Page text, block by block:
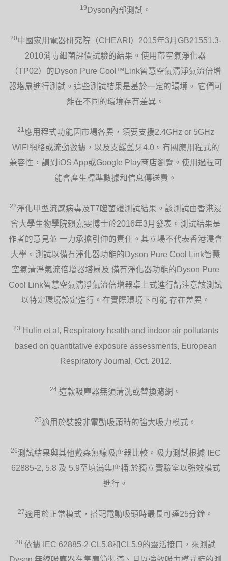
19 Dyson內部測試。
20中國家用電器研究院（CHEARI）2015年3月GB21551.3-
2010消毒細菌評價試驗的結果。使用帶空氣淨化器
（TP02）的Dyson Pure Cool™Link智慧空氣清淨氣流倍增
器塔扇進行測試。這些測試結果是基於一定的環境。 它們可
能在不同的環境存有差異。
21 應用程式功能因市場各異，須要支援2.4GHz or 5GHz
WIFI網絡或流動數據，以及支緩藍牙4.0。有關應用程式的
兼容性，請到iOS App或Google Play商店瀏覽。使用過程可
能會產生標準數據和信息傳送費。
22淨化甲型流感病毒及T7噬菌體測試結果。該測試由香港浸
會大學生物學院賴嘉雯博士於2016年3月發表。測試結果是
作者的意見並 一力承擔引伸的責任。其立場不代表香港浸會
大學。測試以備有淨化器功能的Dyson Pure Cool Link智慧
空氣清淨氣流倍增器塔扇及 備有淨化器功能的Dyson Pure
Cool Link智慧空氣清淨氣流倍增器桌上式進行請注意該測試
以特定環境設定進行。在實際環境下可能 存在差異。
23
Hulin et al, Respiratory health and indoor air pollutants
based on quantitative exposure assessments, European
Respiratory Journal, Oct. 2012.
24 這款吸塵器無須清洗或替換濾網。
25適用於裝設非電動吸頭時的強大吸力模式。
26測試結果與其他戴森無線吸塵器比較。吸力測試根據 IEC
62885-2, 5.8 及 5.9至填滿集塵桶.於獨立實驗室以強效模式
進行。
27適用於正常模式，搭配電動吸頭時最長可達25分鐘。
28 依據 IEC 62885-2 CL5.8和CL5.9的靈活接口，來測試